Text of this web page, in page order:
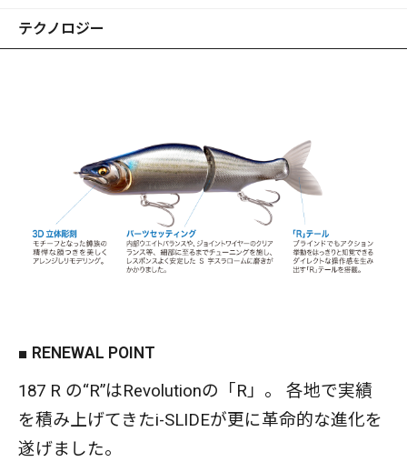
を保ち、狙ったレンジにアジャスト出来るレギュラー
テクノロジー
■ RENEWAL POINT
187 R の“R”はRevolutionの「R」。 各地で実績
を積み上げてきたi-SLIDEが更に革命的な進化を
遂げました。